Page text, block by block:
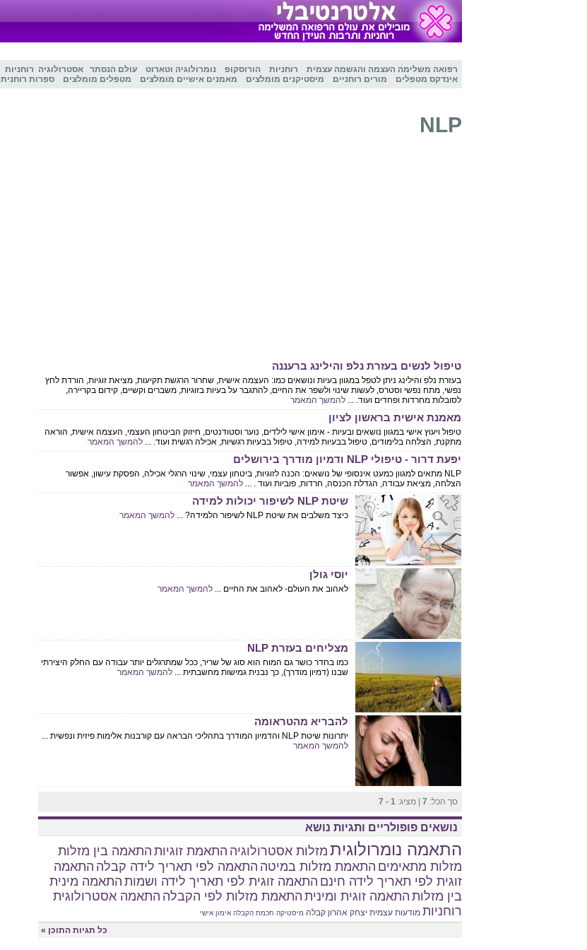
רפואה משלימה העצמה והגשמה עצמית רוחניות הורוסקופ נומרולוגיה וטארוט עולם הנסתר אסטרולוגיה רוחניות
אינדקס מטפלים
מורים רוחניים מיסטיקנים מומלצים מאמנים אישיים מומלצים מטפלים מומלצים ספרות רוחנית
NLP
טיפול לנשים בעזרת נלפ והילינג ברעננה
בעזרת נלפ והילינג ניתן לטפל במגוון בעיות ונושאים כמו: העצמה אישית, שחרור הרגשת תקיעות, מציאת זוגיות, הורדת לחץ
נפשי, מתח נפשי וסטרס, לעשות שינוי ולשפר את החיים, להתגבר על בעיות בזוגיות, משברים וקשיים, קידום בקריירה,
לסובלות מחרדות ופחדים ועוד. ... להמשך המאמר
מאמנת אישית בראשון לציון
טיפול ויעוץ אישי במגוון נושאים ובעיות - אימון אישי לילדים, נוער וסטודנטים, חיזוק הביטחון העצמי, העצמה אישית, הוראה
מתקנת, הצלחה בלימודים, טיפול בבעיות למידה, טיפול בבעיות רגשיות, אכילה רגשית ועוד. ... להמשך המאמר
יפעת דרור - טיפולי NLP ודמיון מודרך בירושלים
NLP מתאים למגוון כמעט אינסופי של נושאים: הכנה לזוגיות, ביטחון עצמי, שינוי הרגלי אכילה, הפסקת עישון, אפשור
הצלחה, מציאת עבודה, הגדלת הכנסה, חרדות, פוביות ועוד . ... להמשך המאמר
שיטת NLP לשיפור יכולות למידה
כיצד משלבים את שיטת NLP לשיפור הלמידה? ... להמשך המאמר
יוסי גולן
לאהוב את העולם- לאהוב את החיים ... להמשך המאמר
מצליחים בעזרת NLP
כמו בחדר כושר גם המוח הוא סוג של שריר, ככל שמתרגלים יותר עבודה עם החלק היצירתי
שבנו (דמיון מודרך), כך נבנית גמישות מחשבתית ... להמשך המאמר
להבריא מהטראומה
יתרונות שיטת NLP והדמיון המודרך בתהליכי הבראה עם קורבנות אלימות פיזית ונפשית ...
להמשך המאמר
סך הכל: 7 | מציג: 1 - 7
נושאים פופולריים ותגיות נושא
התאמה נומרולוגית מזלות אסטרולוגיה התאמת זוגיות התאמה בין מזלות
מזלות מתאימים התאמת מזלות במיטה התאמה לפי תאריך לידה קבלה התאמה
זוגית לפי תאריך לידה חינם התאמה זוגית לפי תאריך לידה ושמות התאמה מינית
בין מזלות התאמה זוגית ומינית התאמת מזלות לפי הקבלה התאמה אסטרולוגית
רוחניות מודעות עצמית יצחק אהרון קבלה מיסטיקה חכמת הקבלה אימון אישי
כל תגיות התוכן »